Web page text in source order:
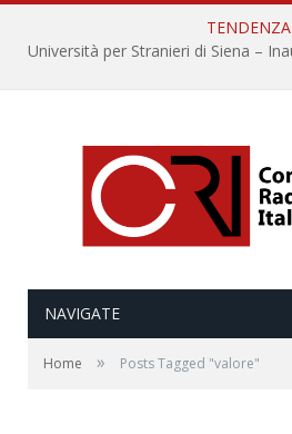
TENDENZA
NAVIGATE
Home » Posts Tagged "valore"